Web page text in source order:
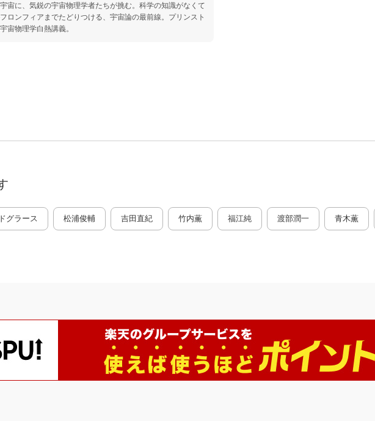
宙に、気鋭の宇宙物理学者たちが挑む。科学の知識がなくて
ロンフィアまでたどりつける、宇宙論の最前線。プリンスト
宙物理学白熱講義。
グラース 松浦俊輔 吉田直紀 竹内薫 福江純 渡部潤一 青木薫